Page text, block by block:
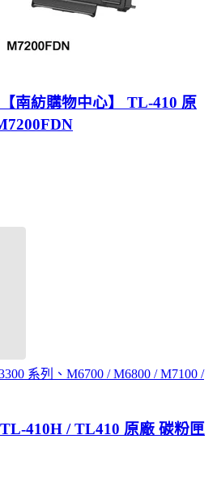
南紡購物中心】 TL-410 原
系列、M6700 / M6800 / M7100 /
410H / TL410 原廠 碳粉匣